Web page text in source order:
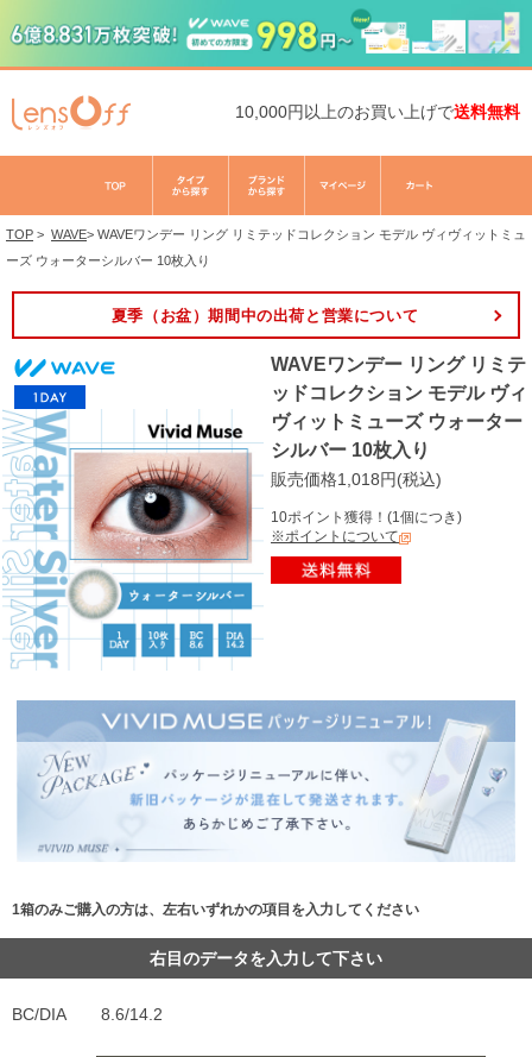
10,000円以上のお買い上げで送料無料
TOP > WAVE> WAVEワンデー リング リミテッドコレクション モデル ヴィヴィットミュ
ーズ ウォーターシルバー 10枚入り
夏季（お盆）期間中の出荷と営業について
WAVEワンデー リング リミテ
ッドコレクション モデル ヴィ
ヴィットミューズ ウォーター
シルバー 10枚入り
販売価格1,018円(税込)
10ポイント獲得！(1個につき)
※ポイントについて
1箱のみご購入の方は、左右いずれかの項目を入力してください
右目のデータを入力して下さい
BC/DIA 8.6/14.2